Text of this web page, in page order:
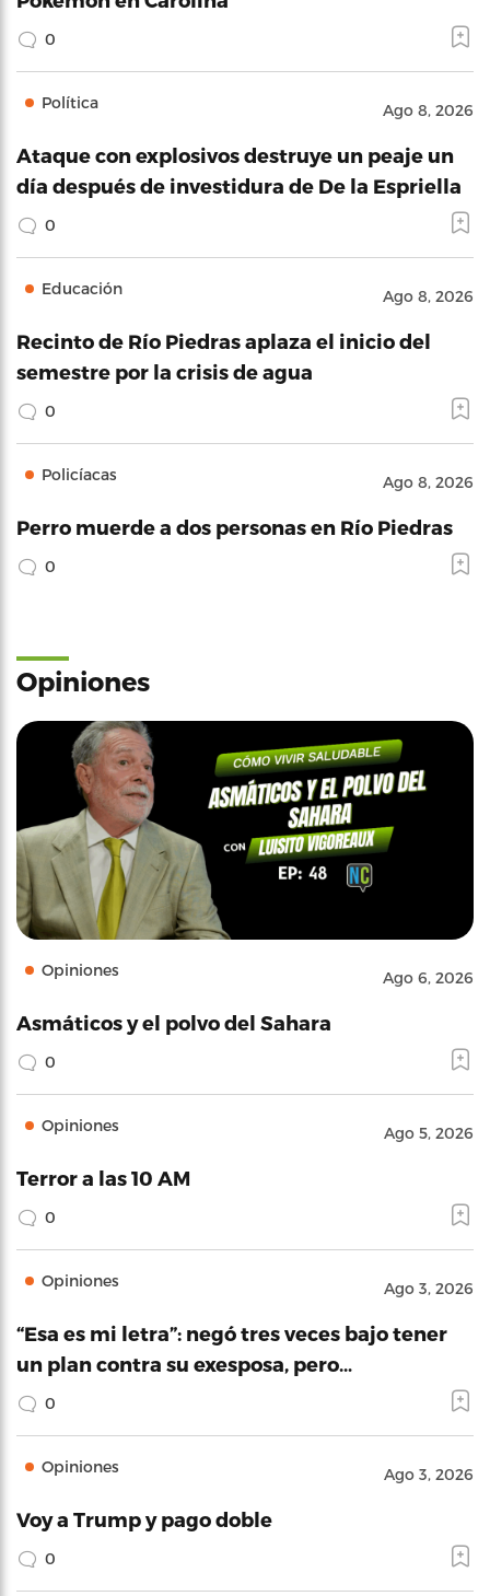
0
Política Ago 8, 2026
Ataque con explosivos destruye un peaje un
día después de investidura de De la Espriella
0
Educación Ago 8, 2026
Recinto de Río Piedras aplaza el inicio del
semestre por la crisis de agua
0
Policíacas Ago 8, 2026
Perro muerde a dos personas en Río Piedras
0
Opiniones
Opiniones Ago 6, 2026
Asmáticos y el polvo del Sahara
0
Opiniones Ago 5, 2026
Terror a las 10 AM
0
Opiniones Ago 3, 2026
“Esa es mi letra”: negó tres veces bajo tener
un plan contra su exesposa, pero…
0
Opiniones Ago 3, 2026
Voy a Trump y pago doble
0